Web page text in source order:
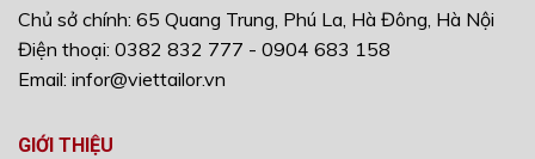
Chủ sở chính: 65 Quang Trung, Phú La, Hà Đông, Hà Nội
Điện thoại: 0382 832 777 - 0904 683 158
Email: infor@viettailor.vn
GIỚI THIỆU